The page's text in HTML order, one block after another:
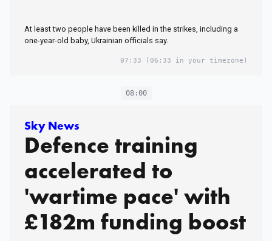
At least two people have been killed in the strikes, including a
one-year-old baby, Ukrainian officials say.
07:33 (06:33 in your timezone)
08:00
Sky News
Defence training
accelerated to
'wartime pace' with
£182m funding boost